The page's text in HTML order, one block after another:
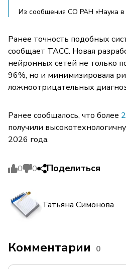
Из сообщения СО РАН «Наука в
Ранее точность подобных
сообщает ТАСС. Новая
нейронных сетей не только
96%, но и минимизировала
ложноотрицательных
Ранее сообщалось, что более
получили
2026 года.
0 0 Поделиться
Татьяна Симонова
Комментарии 0